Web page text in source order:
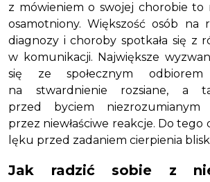
z mówieniem o swojej chorobie to
osamotniony. Większość osób na
diagnozy i choroby spotkała się z
w komunikacji. Największe
się ze społecznym
na stwardnienie rozsiane, a
przed byciem
przez niewłaściwe reakcje. Do tego
lęku przed zadaniem cierpienia
Jak radzić sobie z